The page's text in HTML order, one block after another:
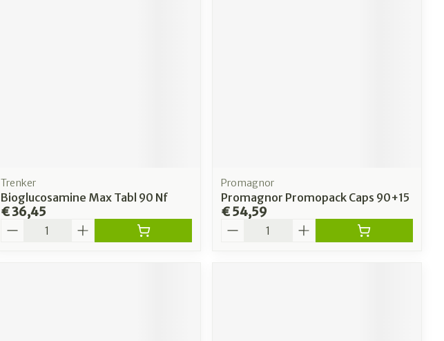
Trenker
Bioglucosamine Max Tabl 90 Nf
€ 36,45
Promagnor
Promagnor Promopack Caps 90+15
€ 54,59